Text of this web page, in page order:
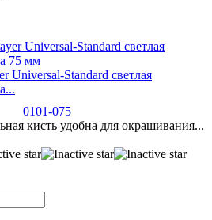
Universal-Standard светлая
0101-075
кисть удобна для окрашивания...